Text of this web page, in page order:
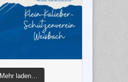
Mehr laden…